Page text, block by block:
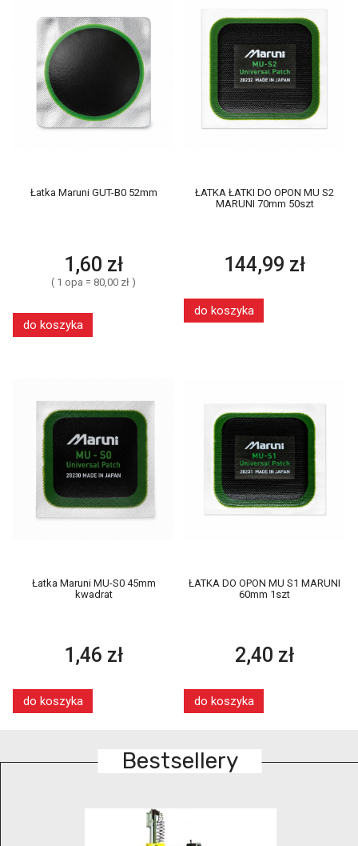
Łatka Maruni GUT-B0 52mm
1,60 zł
( 1 opa = 80,00 zł )
do koszyka
ŁATKA ŁATKI DO OPON MU S2
MARUNI 70mm 50szt
144,99 zł
do koszyka
Łatka Maruni MU-S0 45mm
kwadrat
1,46 zł
do koszyka
ŁATKA DO OPON MU S1 MARUNI
60mm 1szt
2,40 zł
do koszyka
Bestsellery